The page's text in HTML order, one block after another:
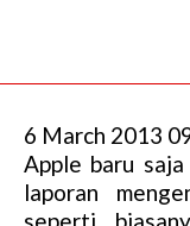
6 March 2013
Apple baru
laporan